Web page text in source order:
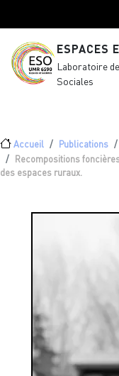
ESPACES
Laboratoire
Sociales
Fil d'Ariane
Accueil Publications
Recompositions
des espaces ruraux.